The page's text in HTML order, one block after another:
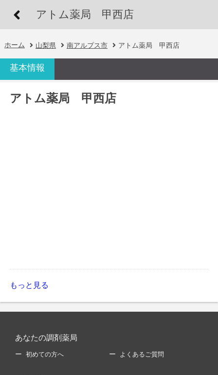
アトム薬局 甲西店
ホーム 山梨県 南アルプス市 アトム薬局 甲西店
基本情報
アトム薬局 甲西店
もっと見る
あなたの調剤薬局
初めての方へ よくあるご質問